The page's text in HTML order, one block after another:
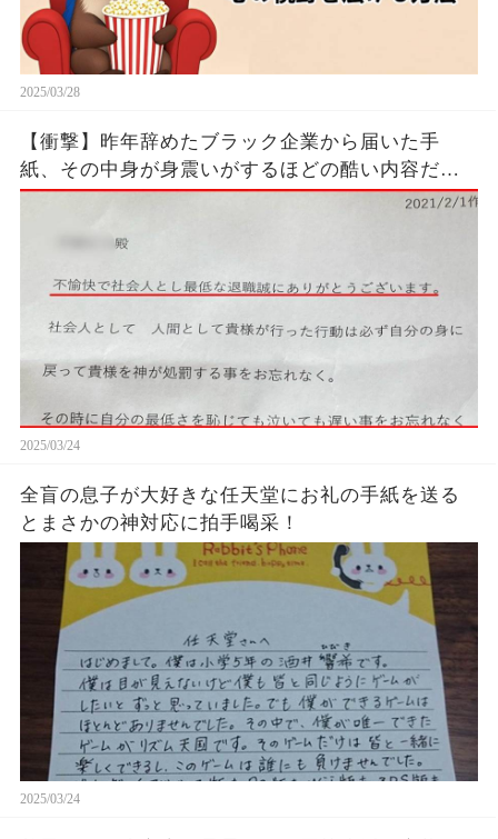
2025/03/28
【衝撃】昨年辞めたブラック企業から届いた手
紙、その中身が身震いがするほどの酷い内容だっ
た…...
2025/03/24
全盲の息子が大好きな任天堂にお礼の手紙を送る
とまさかの神対応に拍手喝采！
2025/03/24